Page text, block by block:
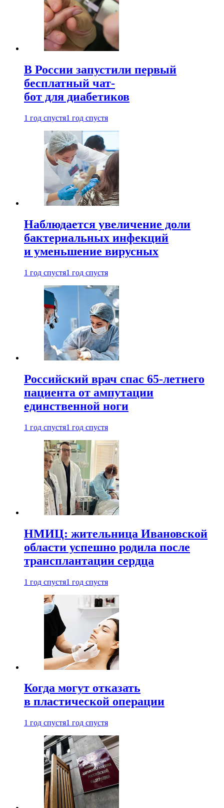
В России запустили первый
бесплатный чат-
бот для диабетиков
1 год спустя1 год спустя
Наблюдается увеличение доли
бактериальных инфекций
и уменьшение вирусных
1 год спустя1 год спустя
Российский врач спас 65-летнего
пациента от ампутации
единственной ноги
1 год спустя1 год спустя
НМИЦ: жительница Ивановской
области успешно родила после
трансплантации сердца
1 год спустя1 год спустя
Когда могут отказать
в пластической операции
1 год спустя1 год спустя